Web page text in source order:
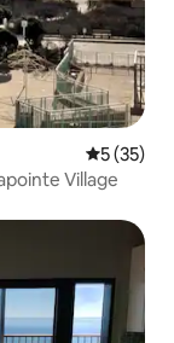
5 de uma
5 (35)
Village